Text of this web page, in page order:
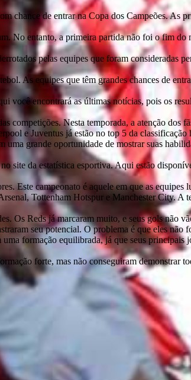
chance de entrar na Copa dos Campeões. As
No entanto, a primeira partida não foi o fim do
pelas equipes que foram consideradas
As equipes que têm grandes chances de
você encontrará as últimas notícias, pois os
competições. Nesta temporada, a atenção dos
e Juventus já estão no top 5 da
grande oportunidade de mostrar suas
da estatística esportiva. Aqui estão
Este campeonato é aquele em que as
Tottenham Hotspur e Manchester City. A
Os Reds já marcaram muito, e seus gols não
seu potencial. O problema é que eles não
formação equilibrada, já que seus principais
forte, mas não conseguiram demonstrar